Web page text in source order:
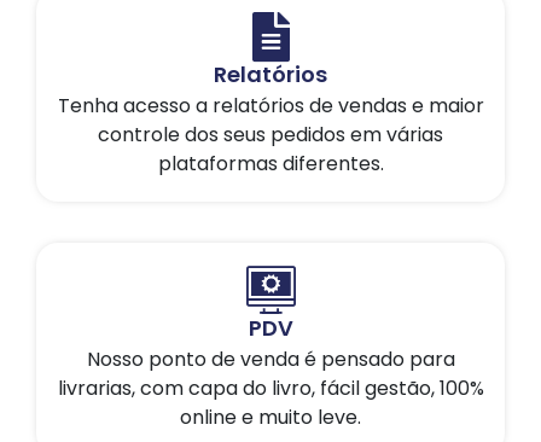
Relatórios
Tenha acesso a relatórios de vendas e maior
controle dos seus pedidos em várias
plataformas diferentes.
PDV
Nosso ponto de venda é pensado para
livrarias, com capa do livro, fácil gestão, 100%
online e muito leve.